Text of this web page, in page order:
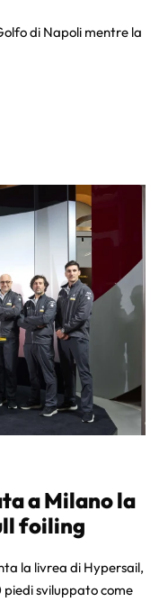
di Napoli mentre la
a Milano la
foiling
la livrea di Hypersail,
piedi sviluppato come